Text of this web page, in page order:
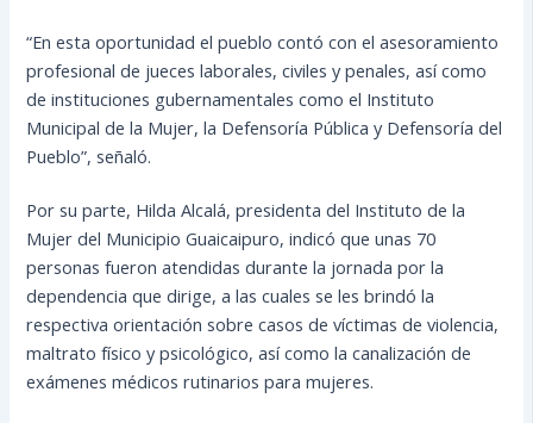
“En esta oportunidad el pueblo contó con el asesoramiento
profesional de jueces laborales, civiles y penales, así como
de instituciones gubernamentales como el Instituto
Municipal de la Mujer, la Defensoría Pública y Defensoría del
Pueblo”, señaló.
Por su parte, Hilda Alcalá, presidenta del Instituto de la
Mujer del Municipio Guaicaipuro, indicó que unas 70
personas fueron atendidas durante la jornada por la
dependencia que dirige, a las cuales se les brindó la
respectiva orientación sobre casos de víctimas de violencia,
maltrato físico y psicológico, así como la canalización de
exámenes médicos rutinarios para mujeres.